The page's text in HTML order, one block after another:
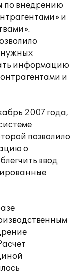
по внедрению
и
нужных
информацию
и
2007 года,
позволило
о
ввод